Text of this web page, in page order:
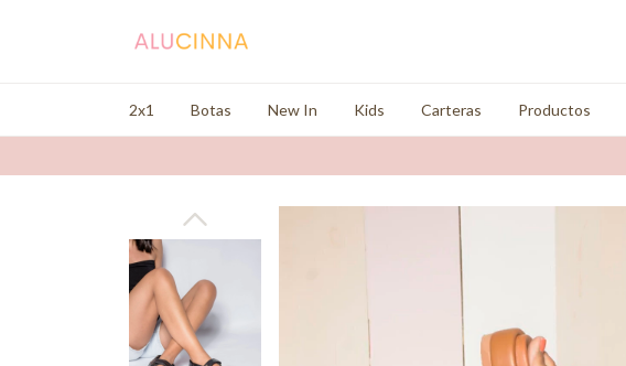
2x1 Botas New In Kids Carteras Productos